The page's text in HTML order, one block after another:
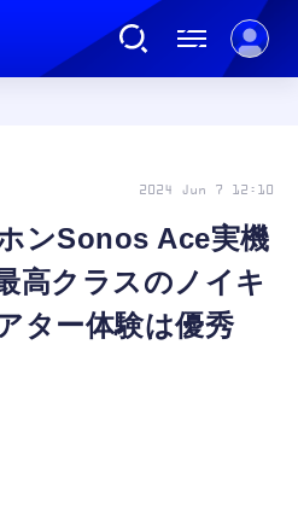
AI
ェット
チャー
ンSonos Ace実機
高クラスのノイキ
ター体験は優秀
2024 Jun 7 12:10